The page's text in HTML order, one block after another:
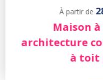
À partir de
Maison
architecture
à toit